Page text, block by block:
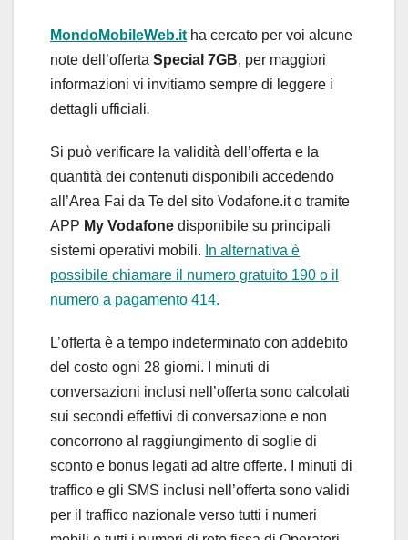
MondoMobileWeb.it ha cercato per voi alcune
note dell’offerta Special 7GB, per maggiori
informazioni vi invitiamo sempre di leggere i
dettagli ufficiali.
Si può verificare la validità dell’offerta e la
quantità dei contenuti disponibili accedendo
all’Area Fai da Te del sito Vodafone.it o tramite
APP My Vodafone disponibile su principali
sistemi operativi mobili. In alternativa è
possibile chiamare il numero gratuito 190 o il
numero a pagamento 414.
L’offerta è a tempo indeterminato con addebito
del costo ogni 28 giorni. I minuti di
conversazioni inclusi nell’offerta sono calcolati
sui secondi effettivi di conversazione e non
concorrono al raggiungimento di soglie di
sconto e bonus legati ad altre offerte. I minuti di
traffico e gli SMS inclusi nell’offerta sono validi
per il traffico nazionale verso tutti i numeri